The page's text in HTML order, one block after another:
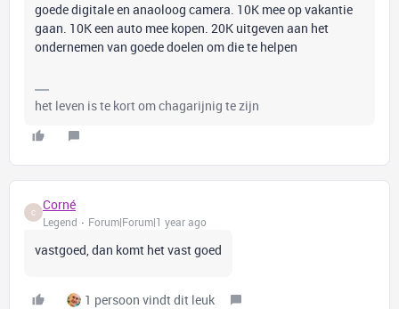
goede digitale en anaoloog camera. 10K mee op vakantie
gaan. 10K een auto mee kopen. 20K uitgeven aan het
ondernemen van goede doelen om die te helpen
het leven is te kort om chagarijnig te zijn
C Corné
Legend Forum|Forum|1 year ago
vastgoed, dan komt het vast goed
1 persoon vindt dit leuk